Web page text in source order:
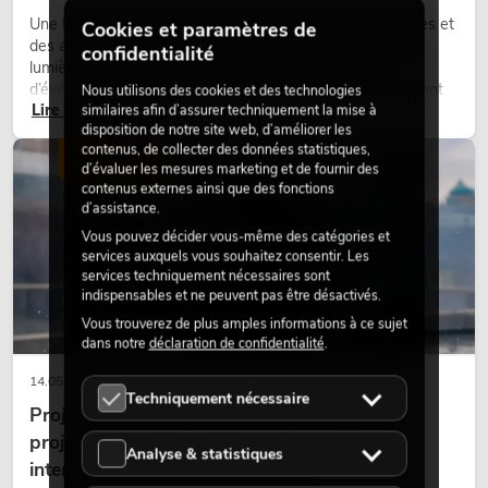
Une lumière très chaude, des surfaces lumineuses visibles et
des accents colorés caractérisent de nombreux designs
lumière actuels sur les scènes, dans les clubs et lors
d’événements. La lumière rétro n’est pas un effet purement
nostalgique, mais un outil de conception utilisé de manière
ciblée : elle crée une atmosphère, donne du caractère aux
scènes et peut rendre les configurations LED techniques plus
émotionnelles.
Lire maintenant
14.05.2026
Projecteurs à tête mobile d'extérieur : des
projecteurs à tête mobile résistants aux
intempéries pour les événements
ÉCLAIRAGE
Cookies et paramètres de
confidentialité
Nous utilisons des cookies et des technologies
similaires afin d’assurer techniquement la mise à
disposition de notre site web, d’améliorer les
contenus, de collecter des données statistiques,
d’évaluer les mesures marketing et de fournir des
contenus externes ainsi que des fonctions
d’assistance.
Vous pouvez décider vous-même des catégories et
services auxquels vous souhaitez consentir. Les
services techniquement nécessaires sont
indispensables et ne peuvent pas être désactivés.
Vous trouverez de plus amples informations à ce sujet
dans notre déclaration de confidentialité.
Techniquement nécessaire
Analyse & statistiques